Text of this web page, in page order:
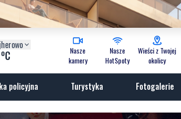
oC
Nasze
kamery
Nasze
HotSpoty
Wieści z Twojej
okolicy
policyjna Turystyka Fotogalerie